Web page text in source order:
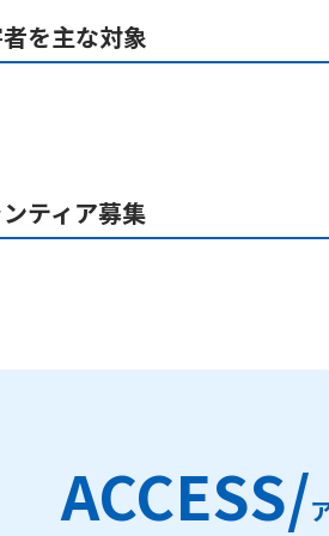
を主な対象
ティア募集
ACCESS/